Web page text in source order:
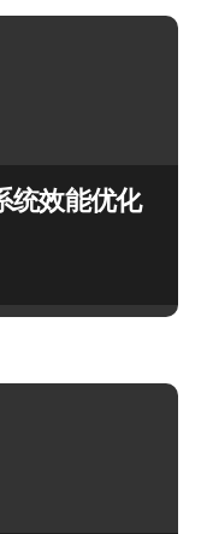
统效能优化